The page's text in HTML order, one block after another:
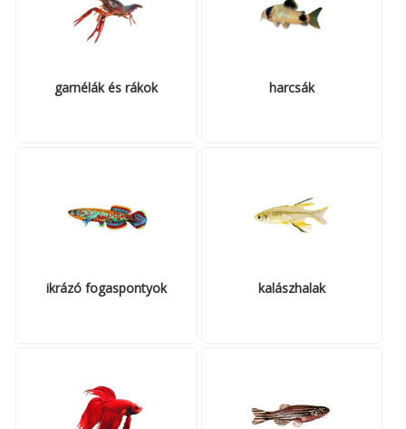
garnélák és rákok harcsák
ikrázó fogaspontyok kalászhalak